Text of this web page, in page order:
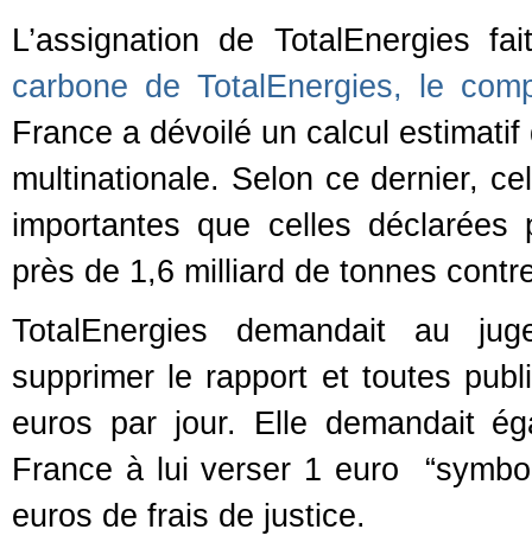
L’assignation de TotalEnergies
carbone de TotalEnergies, le
France a dévoilé un calcul
multinationale. Selon ce dernier,
importantes que celles déclarées
près de 1,6 milliard de tonnes
TotalEnergies demandait au
supprimer le rapport et toutes
euros par jour. Elle demandait
France à lui verser 1 euro
euros de frais de justice.